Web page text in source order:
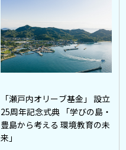
「瀬戸内オリーブ基金」 設立
25周年記念式典 「学びの島・
豊島から考える 環境教育の未
来」